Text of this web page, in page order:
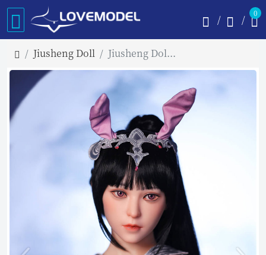
0
Jiusheng Doll Jiusheng Doll 150cm Dカップ #50頭部 Shino TPE材質ボディー ヘッド材質選択可能